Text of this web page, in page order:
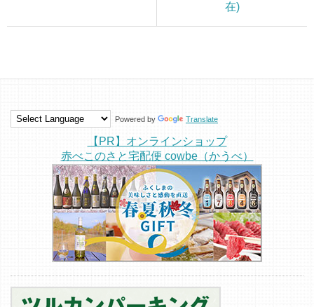
在)
Powered by Translate
【PR】オンラインショップ
赤べこのさと宅配便 cowbe（かうべ）